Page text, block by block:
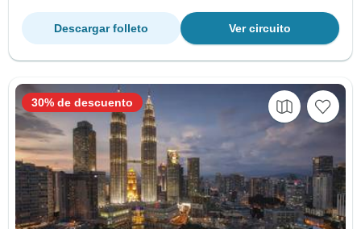
Ver circuito
Descargar folleto
30% de descuento